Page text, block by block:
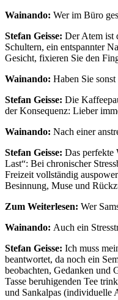
Wainando: Wer im Büro
Stefan Geisse: Der Atem ist
Schultern, ein entspannter
Gesicht, fixieren Sie den
Wainando: Haben Sie
Stefan Geisse: Die
der Konsequenz: Lieber
Wainando: Nach einer
Stefan Geisse: Das perfekte
Last“: Bei chronischer
Freizeit vollständig
Besinnung, Muse und
Zum Weiterlesen: Wer
Wainando: Auch ein
Stefan Geisse: Ich muss
beantwortet, da noch ein
beobachten, Gedanken und
Tasse beruhigenden Tee
und Sankalpas (individuelle